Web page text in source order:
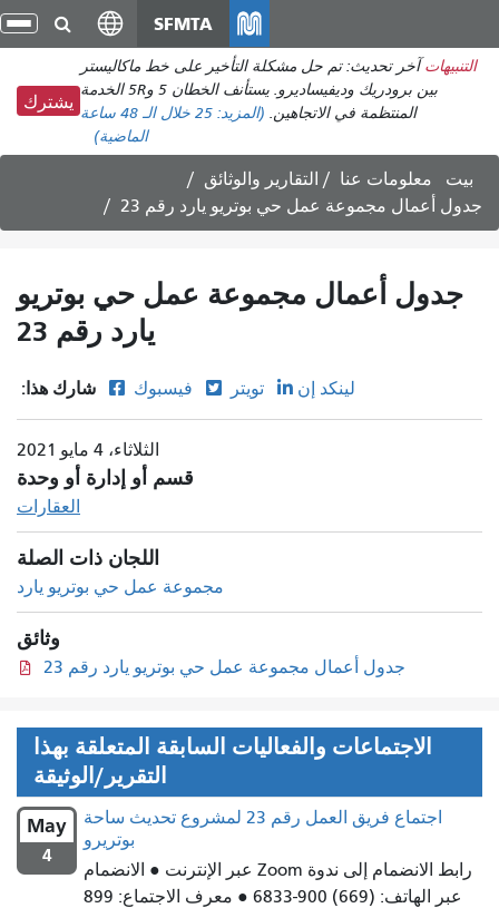
انتقل
إلى
المحتوى
الرئيسي
SFMTA
التنبيهات آخر تحديث: تم حل مشكلة التأخير على خط ماكاليستر
بين برودريك وديفيساديرو. يستأنف الخطان 5 و5R الخدمة
المنتظمة في الاتجاهين. (المزيد: 25
خلال الـ 48 ساعة
الماضية)
يشترك
بيت معلومات عنا
التقارير والوثائق
جدول أعمال مجموعة عمل حي بوتريو يارد رقم 23
جدول أعمال مجموعة عمل حي بوتريو
يارد رقم 23
شارك هذا: فيسبوك تويتر لينكد إن
الثلاثاء، 4 مايو 2021
قسم أو إدارة أو وحدة
العقارات
اللجان ذات الصلة
مجموعة عمل حي بوتريو يارد
وثائق
جدول أعمال مجموعة عمل حي بوتريو يارد رقم 23
الاجتماعات والفعاليات السابقة المتعلقة بهذا
التقرير/الوثيقة
May
4
اجتماع فريق العمل رقم 23 لمشروع تحديث ساحة
بوتريرو
رابط الانضمام إلى ندوة Zoom عبر الإنترنت ● الانضمام
عبر الهاتف: (669) 900-6833 ● معرف الاجتماع: 899